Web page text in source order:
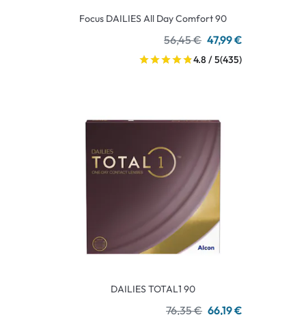
Focus DAILIES All Day Comfort 90
56,45 € 47,99 €
4.8 / 5(435)
DAILIES TOTAL1 90
76,35 € 66,19 €